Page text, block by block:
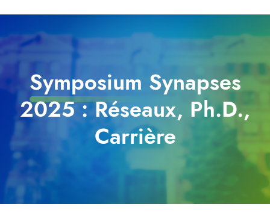
Symposium Synapses
2025 : Réseaux, Ph.D.,
Carrière